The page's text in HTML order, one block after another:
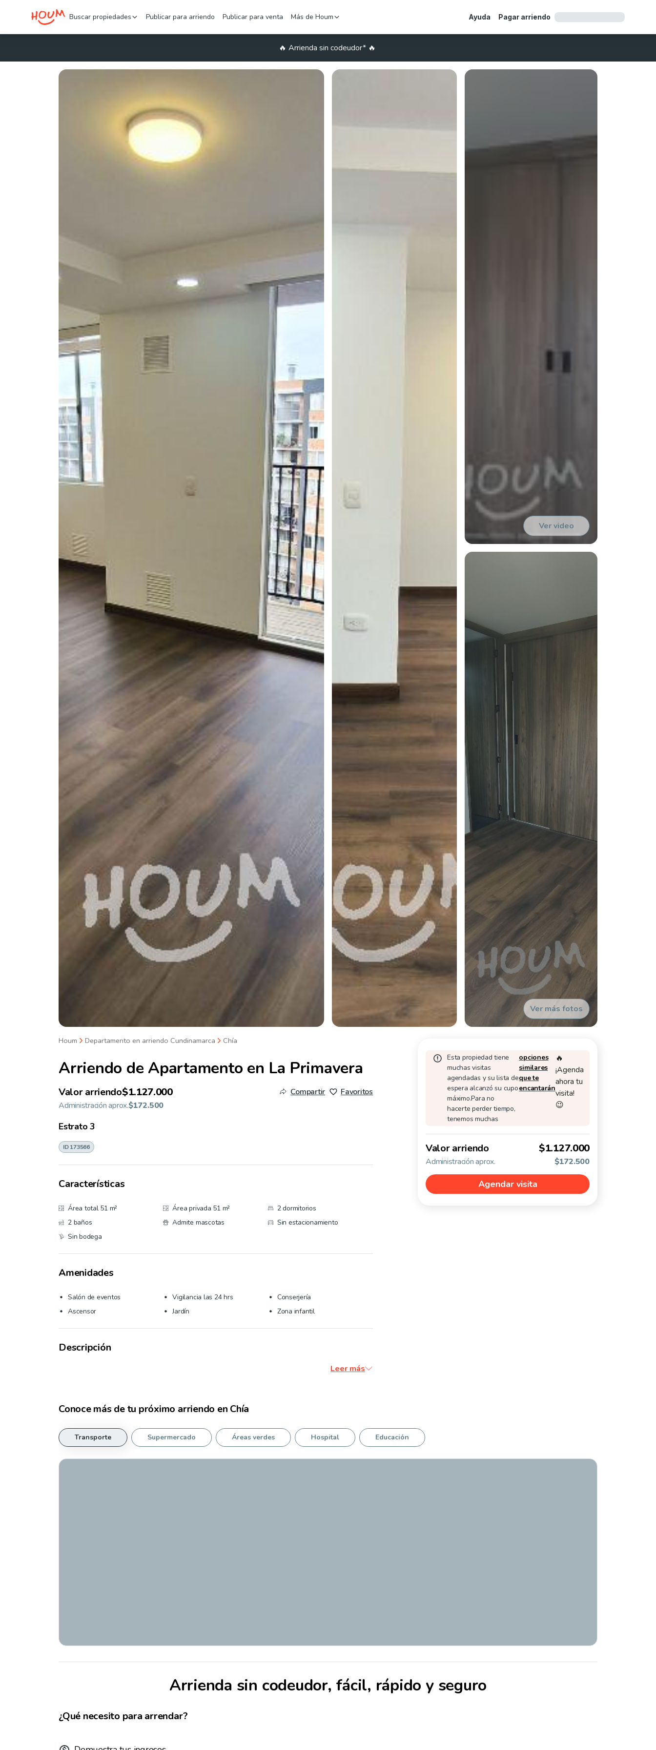
Buscar propiedades Publicar para arriendo Publicar para venta Más de Houm Ayuda Pagar arriendo
🔥 Arrienda sin codeudor*🔥
Ver video
Ver más fotos
Houm Departamento en arriendo Cundinamarca Chía
Arriendo de Apartamento en La Primavera
Valor arriendo$1.127.000
Administración aprox.$172.500
Compartir Favoritos
Estrato3
ID 173566
Características
Área total 51 m² Área privada 51 m²
2 dormitorios
2 baños
Admite mascotas
Sin estacionamiento
Sin bodega
Amenidades
Salón de eventos Vigilancia las 24 hrs
Conserjería
Ascensor
Jardín Zona infantil
Descripción
Leer más
Esta propiedad tiene
muchas visitas
agendadas y su lista de
espera alcanzó su cupo
máximo.Para no
hacerte perder tiempo,
tenemos muchas
opciones
similares
que te
encantarán
🔥
¡Agenda
ahora tu
visita!
😉
Valor arriendo $1.127.000
Administración aprox. $172.500
Agendar visita
Conoce más de tu próximo arriendo en Chía
Transporte Supermercado Áreas verdes Hospital Educación
Arrienda sin codeudor, fácil, rápido y seguro
¿Qué necesito para arrendar?